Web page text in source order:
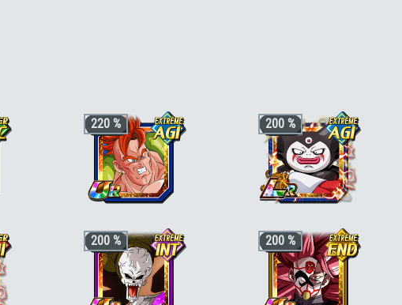
Mira (Forme finale) [END]
DEF
, +50%
de
temps"
220 %
+3 ki, +200% HP & +170% ATT/DEF
pour la catégorie"Cyborg"ou
"Puissance incontrôlable", +50% stats
bonus si aussi"Cyborg - Saga de Cell"
"En mission"ou"Vie artificielle"
200 %
+3 ki, +200% stats pour la catégorie
"Pouvoir démoniaque"ou"Terrifiants
conquérants"
200 % 200 %